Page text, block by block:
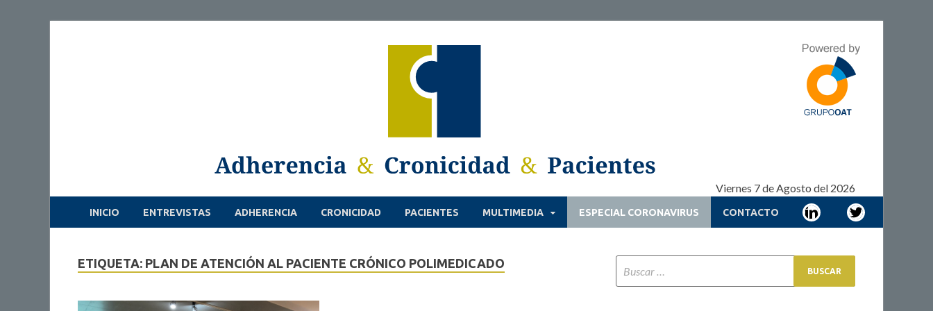
Adherencia –
Cronicidad –
Adherencia – Cronicidad – Pacientes
Viernes 7 de Agosto del 2026
INICIO ENTREVISTAS ADHERENCIA CRONICIDAD PACIENTES MULTIMEDIA ESPECIAL CORONAVIRUS CONTACTO
ETIQUETA: PLAN DE ATENCIÓN AL PACIENTE CRÓNICO POLIMEDICADO